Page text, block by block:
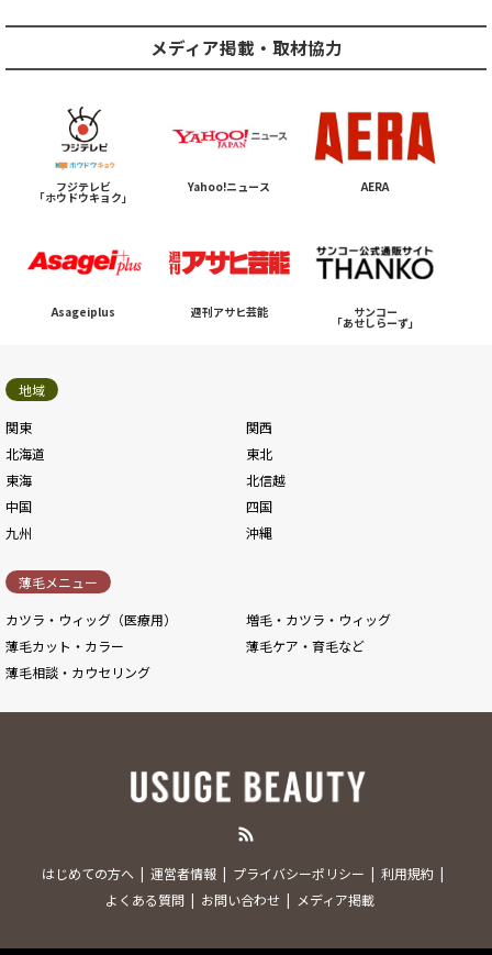
メディア掲載・取材協力
フジテレビ
「ホウドウキョク」
Yahoo!ニュース AERA
Asageiplus 週刊アサヒ芸能 サンコー
「あせしらーず」
地域
関東
関西
北海道
東北
東海
北信越
中国
四国
九州
沖縄
薄毛メニュー
カツラ・ウィッグ（医療用）
増毛・カツラ・ウィッグ
薄毛カット・カラー
薄毛ケア・育毛など
薄毛相談・カウセリング
はじめての方へ 運営者情報 プライバシーポリシー
利用規約
よくある質問
お問い合わせ メディア掲載